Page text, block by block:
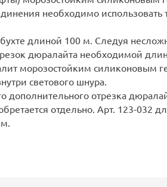
необходимо
длиной 100 м. Следуя
дюралайта необходимой
морозостойким силиконовым
светового шнура.
отрезка
отдельно. Арт. 123-032